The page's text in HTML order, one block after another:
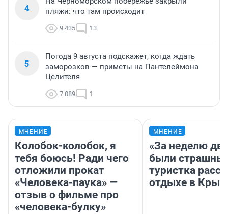
4
пляжи: что там происходит
9 435 13
5
Погода 9 августа подскажет, когда ждать
заморозков — приметы на Пантелеймона
Целителя
7 089 1
МНЕНИЕ
Колобок-колобок, я
тебя боюсь! Ради чего
отложили прокат
«Человека-паука» —
отзыв о фильме про
«человека-булку»
МНЕНИЕ
«За неделю
были
туристка
отдыхе в